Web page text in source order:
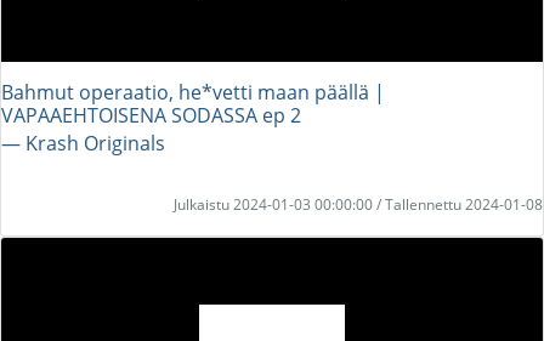
Bahmut operaatio, he*vetti maan päällä |
VAPAAEHTOISENA SODASSA ep 2
― Krash Originals
Julkaistu 2024-01-03 00:00:00 / Tallennettu 2024-01-08